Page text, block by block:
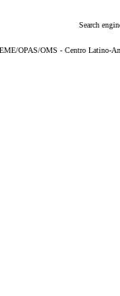
Search
OPAS/OMS - Centro Latino-